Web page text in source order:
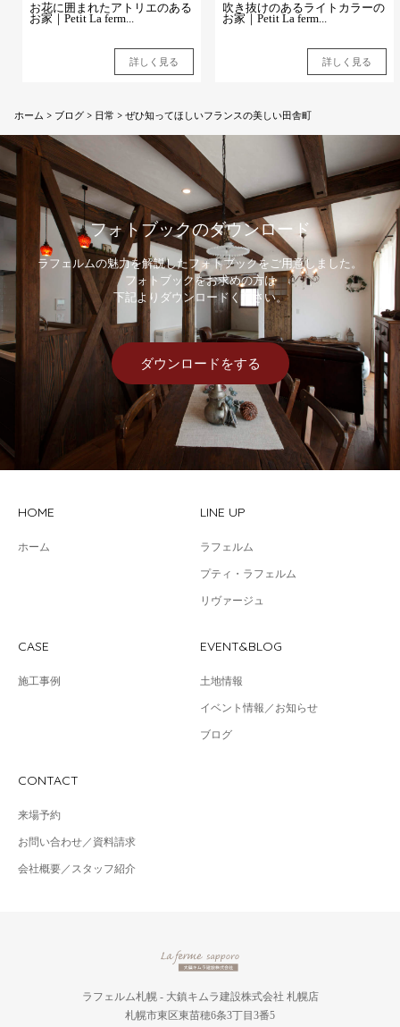
お花に囲まれたアトリエのある
お家｜Petit La ferm...
詳しく見る
吹き抜けのあるライトカラーの
お家｜Petit La ferm...
詳しく見る
ホーム > ブログ > 日常 > ぜひ知ってほしいフランスの美しい田舎町
フォトブックのダウンロード
ラフェルムの魅力を解説したフォトブックをご用意しました。
フォトブックをお求めの方は
下記よりダウンロードください。
ダウンロードをする
HOME
ホーム
LINE UP
ラフェルム
プティ・ラフェルム
リヴァージュ
CASE
施工事例
EVENT&BLOG
土地情報
イベント情報／お知らせ
ブログ
CONTACT
来場予約
お問い合わせ／資料請求
会社概要／スタッフ紹介
ラフェルム札幌 - 大鎮キムラ建設株式会社 札幌店
札幌市東区東苗穂6条3丁目3番5